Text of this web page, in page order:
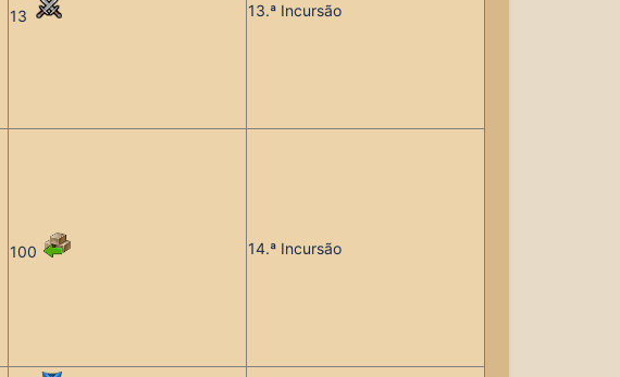
13 13.ª Incursão
100 14.ª Incursão